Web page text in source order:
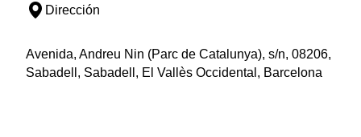
Dirección
Avenida, Andreu Nin (Parc de Catalunya), s/n, 08206,
Sabadell, Sabadell, El Vallès Occidental, Barcelona